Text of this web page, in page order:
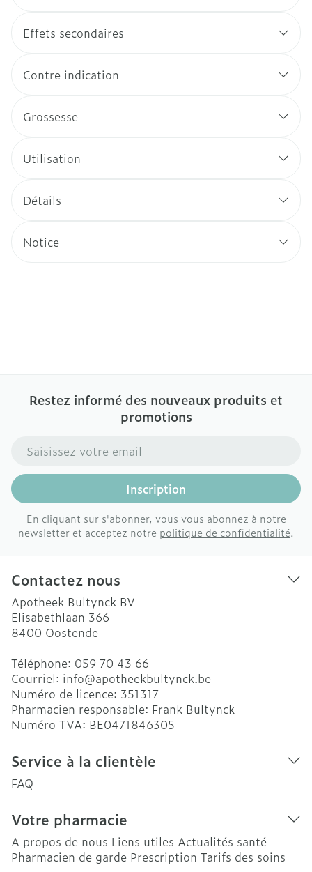
Effets secondaires
Contre indication
Grossesse
Utilisation
Détails
Notice
Restez informé des nouveaux produits et
promotions
Adresse mail
Inscription
En cliquant sur s'abonner, vous vous abonnez à notre
newsletter et acceptez notre politique de confidentialité.
Contactez nous
Apotheek Bultynck BV
Elisabethlaan 366
8400 Oostende
Téléphone: 059 70 43 66
Courriel: info@apotheekbultynck.be
Numéro de licence: 351317
Pharmacien responsable: Frank Bultynck
Numéro TVA: BE0471846305
Service à la clientèle
FAQ
Votre pharmacie
A propos de nous Liens utiles Actualités santé
Pharmacien de garde Prescription Tarifs des soins